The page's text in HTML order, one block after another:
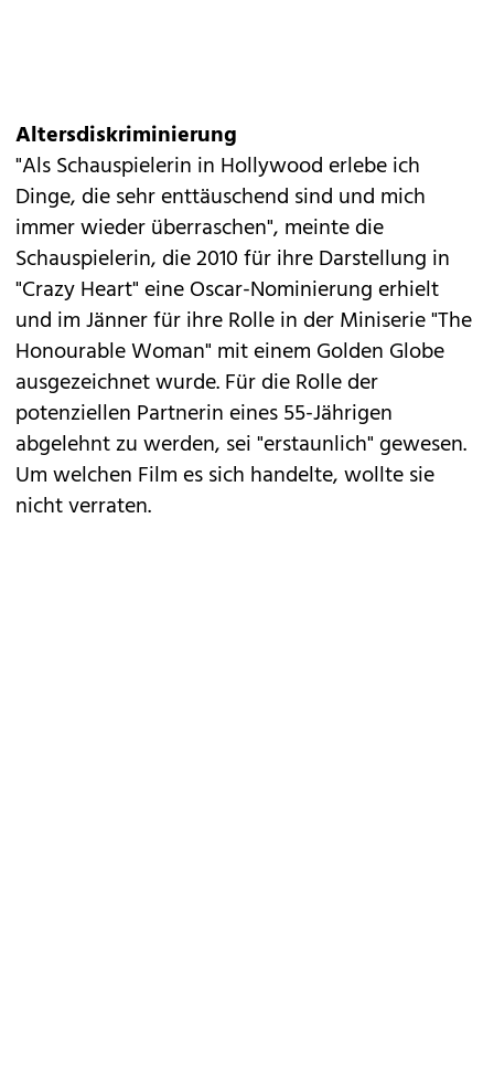
Altersdiskriminierung
"Als Schauspielerin in Hollywood erlebe ich
Dinge, die sehr enttäuschend sind und mich
immer wieder überraschen", meinte die
Schauspielerin, die 2010 für ihre Darstellung in
"Crazy Heart" eine Oscar-Nominierung erhielt
und im Jänner für ihre Rolle in der Miniserie "The
Honourable Woman" mit einem Golden Globe
ausgezeichnet wurde. Für die Rolle der
potenziellen Partnerin eines 55-Jährigen
abgelehnt zu werden, sei "erstaunlich" gewesen.
Um welchen Film es sich handelte, wollte sie
nicht verraten.